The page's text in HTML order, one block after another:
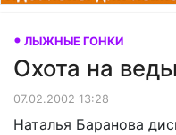
ЛЫЖНЫЕ ГОНКИ
Охота на
07.02.2002 13:28
Наталья Баранова